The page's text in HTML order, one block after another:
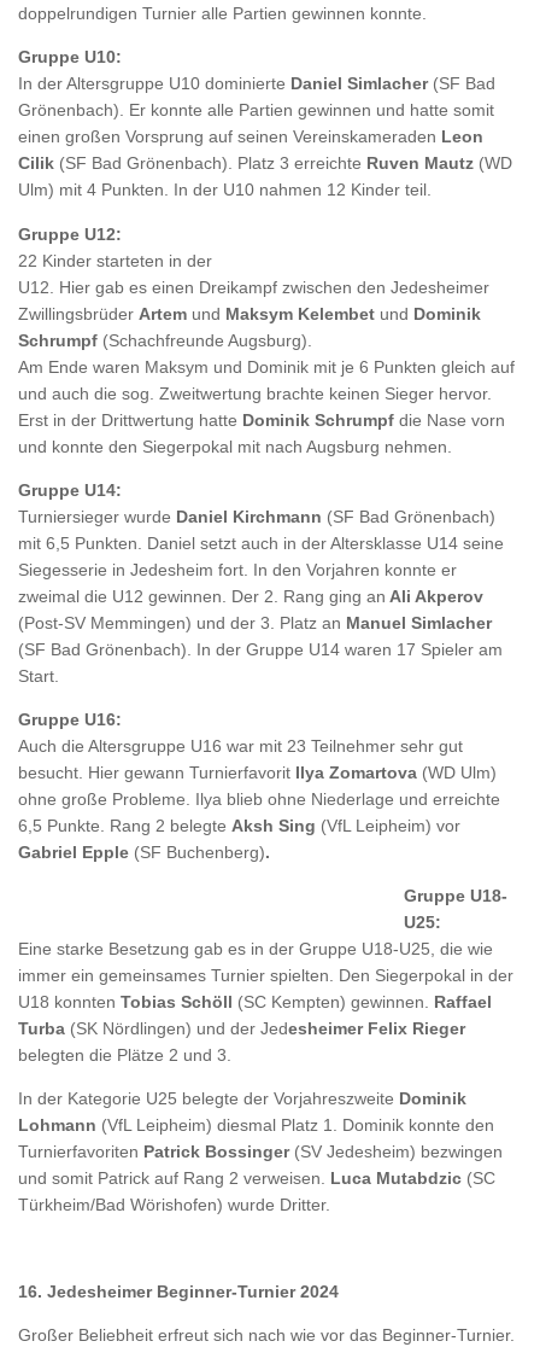
doppelrundigen Turnier alle Partien gewinnen konnte.
Gruppe U10:
In der Altersgruppe U10 dominierte Daniel Simlacher(SF Bad
Grönenbach). Er konnte alle Partien gewinnen und hatte somit
einen großen Vorsprung auf seinen Vereinskameraden Leon
Cilik (SF Bad Grönenbach). Platz 3 erreichte Ruven Mautz (WD
Ulm) mit 4 Punkten. In der U10 nahmen 12 Kinder teil.
Gruppe U12:
22 Kinder starteten in der
U12. Hier gab es einen Dreikampf zwischen den Jedesheimer
Zwillingsbrüder Artem und Maksym Kelembet und Dominik
Schrumpf (Schachfreunde Augsburg).
Am Ende waren Maksym und Dominik mit je 6 Punkten gleich auf
und auch die sog. Zweitwertung brachte keinen Sieger hervor.
Erst in der Drittwertung hatte Dominik Schrumpf die Nase vorn
und konnte den Siegerpokal mit nach Augsburg nehmen.
Gruppe U14:
Turniersieger wurde Daniel Kirchmann (SF Bad Grönenbach)
mit 6,5 Punkten. Daniel setzt auch in der Altersklasse U14 seine
Siegesserie in Jedesheim fort. In den Vorjahren konnte er
zweimal die U12 gewinnen. Der 2. Rang ging an Ali Akperov
(Post-SV Memmingen) und der 3. Platz an Manuel Simlacher
(SF Bad Grönenbach). In der Gruppe U14 waren 17 Spieler am
Start.
Gruppe U16:
Auch die Altersgruppe U16 war mit 23 Teilnehmer sehr gut
besucht. Hier gewann Turnierfavorit Ilya Zomartova (WD Ulm)
ohne große Probleme. Ilya blieb ohne Niederlage und erreichte
6,5 Punkte. Rang 2 belegte Aksh Sing (VfL Leipheim) vor
Gabriel Epple (SF Buchenberg).
Gruppe U18-
U25:
Eine starke Besetzung gab es in der Gruppe U18-U25, die wie
immer ein gemeinsames Turnier spielten. Den Siegerpokal in der
U18 konnten Tobias Schöll (SC Kempten) gewinnen. Raffael
Turba (SK Nördlingen) und der Jedesheimer Felix Rieger
belegten die Plätze 2 und 3.
In der Kategorie U25 belegte der Vorjahreszweite Dominik
Lohmann (VfL Leipheim) diesmal Platz 1. Dominik konnte den
Turnierfavoriten Patrick Bossinger(SV Jedesheim) bezwingen
und somit Patrick auf Rang 2 verweisen. Luca Mutabdzic (SC
Türkheim/Bad Wörishofen) wurde Dritter.
16. Jedesheimer Beginner-Turnier 2024
Großer Beliebheit erfreut sich nach wie vor das Beginner-Turnier.